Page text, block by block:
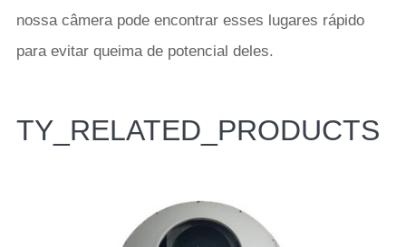
nossa câmera pode encontrar esses lugares rápido
para evitar queima de potencial deles.
TY_RELATED_PRODUCTS